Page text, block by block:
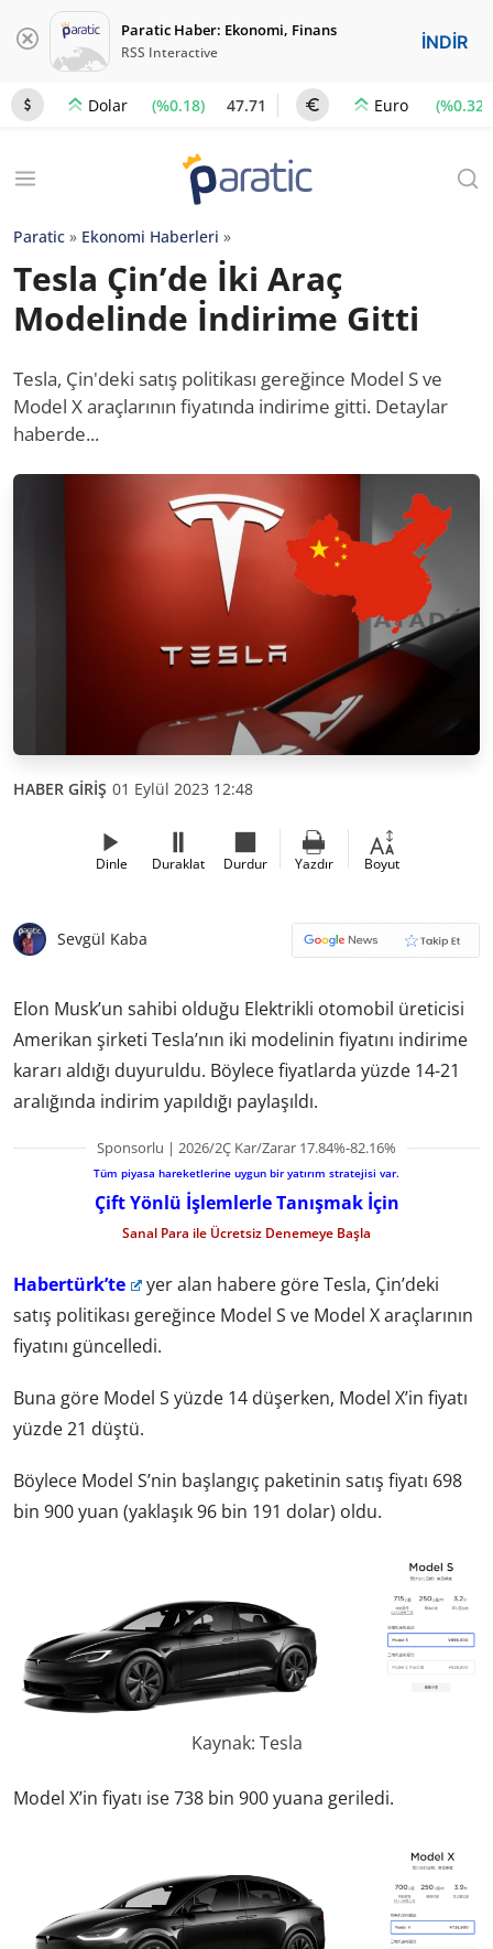
Paratic Haber: Ekonomi, Finans
RSS Interactive İNDİR
Dolar (%0.18) 47.71 Euro (%0.32)
Paratic » Ekonomi Haberleri »
Tesla Çin’de İki Araç
Modelinde İndirime Gitti
Tesla, Çin'deki satış politikası gereğince Model S ve
Model X araçlarının fiyatında indirime gitti. Detaylar
haberde...
HABER GİRİŞ 01 Eylül 2023 12:48
Dinle Duraklat Durdur Yazdır Boyut
Sevgül Kaba
Elon Musk’un sahibi olduğu Elektrikli otomobil üreticisi
Amerikan şirketi Tesla’nın iki modelinin fiyatını indirime
kararı aldığı duyuruldu. Böylece fiyatlarda yüzde 14-21
aralığında indirim yapıldığı paylaşıldı.
Sponsorlu | 2026/2Ç Kar/Zarar 17.84%-82.16%
Tüm piyasa hareketlerine uygun bir yatırım stratejisi var.
Çift Yönlü İşlemlerle Tanışmak İçin
Sanal Para ile Ücretsiz Denemeye Başla
Habertürk’te
yer alan habere göre Tesla, Çin’deki
satış politikası gereğince Model S ve Model X araçlarının
fiyatını güncelledi.
Buna göre Model S yüzde 14 düşerken, Model X’in fiyatı
yüzde 21 düştü.
Böylece Model S’nin başlangıç paketinin satış fiyatı 698
bin 900 yuan (yaklaşık 96 bin 191 dolar) oldu.
Kaynak: Tesla
Model X’in fiyatı ise 738 bin 900 yuana geriledi.